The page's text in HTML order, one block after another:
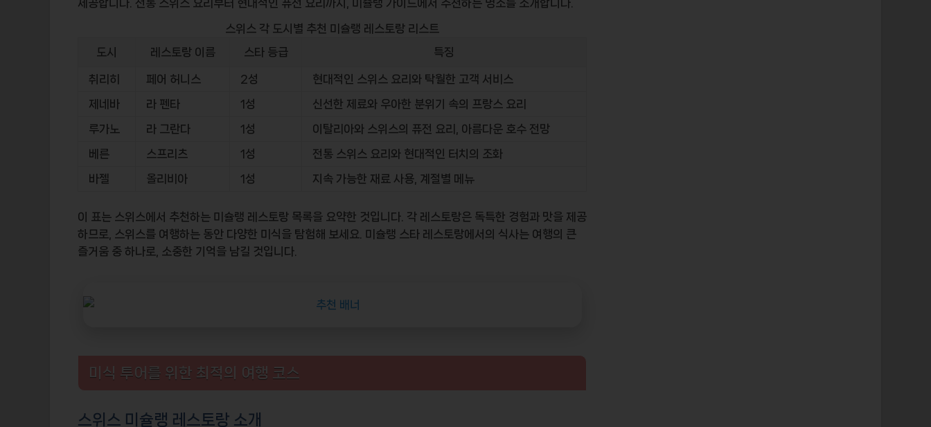
제공합니다. 전통 스위스 요리부터 현대적인 퓨전 요리까지, 미슐랭 가이드에서 추천하는 명소를 소개합니다.
스위스 각 도시별 추천 미슐랭 레스토랑 리스트
도시
레스토랑 이름 스타 등급 특징
취리히 페어 허니스 2성
현대적인 스위스 요리와 탁월한 고객 서비스
제네바
라 펜타 1성
신선한 제료와 우아한 분위기 속의 프랑스 요리
루가노
라 그란다 1성
이탈리아와 스위스의 퓨전 요리, 아름다운 호수 전망
베른
스프리츠 1성
전통 스위스 요리와 현대적인 터치의 조화
바젤
올리비아 1성 지속 가능한 재료 사용, 계절별 메뉴
이 표는 스위스에서 추천하는 미슐랭 레스토랑 목록을 요약한 것입니다. 각 레스토랑은 독특한 경험과 맛을 제공
하므로, 스위스를 여행하는 동안 다양한 미식을 탐험해 보세요. 미슐랭 스타 레스토랑에서의 식사는 여행의 큰
즐거움 중 하나로, 소중한 기억을 남길 것입니다.
미식 투어를 위한 최적의 여행 코스
스위스 미슐랭 레스토랑 소개